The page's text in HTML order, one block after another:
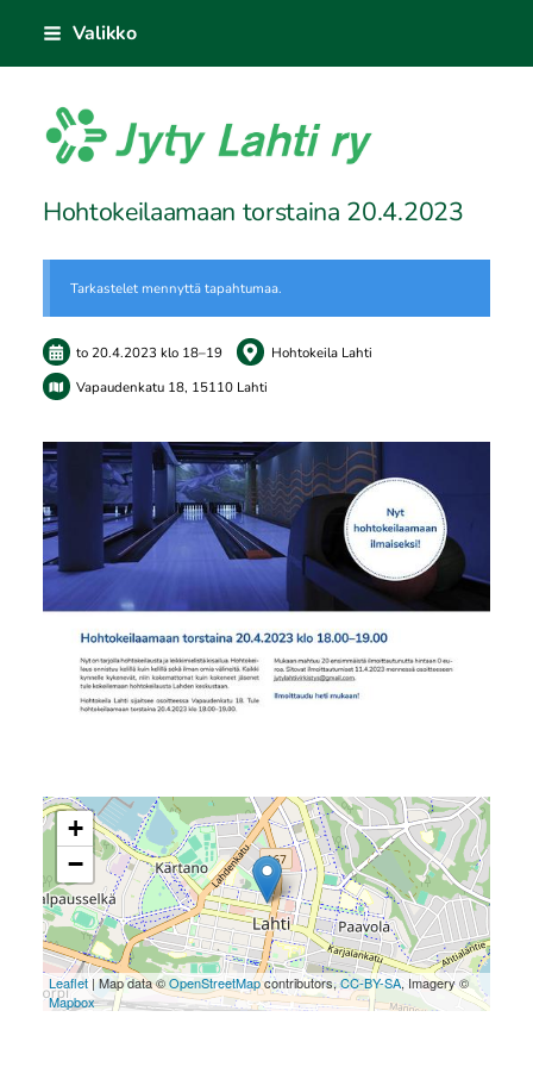
sisältöön
Valikko
Jyty Lahti ry
Hohtokeilaamaan torstaina 20.4.2023
Tarkastelet mennyttä tapahtumaa.
to 20.4.2023klo 18–19
Hohtokeila Lahti
Vapaudenkatu 18, 15110 Lahti
+
−
Leaflet| Map data ©OpenStreetMapcontributors,CC-BY-SA, Imagery ©
Mapbox